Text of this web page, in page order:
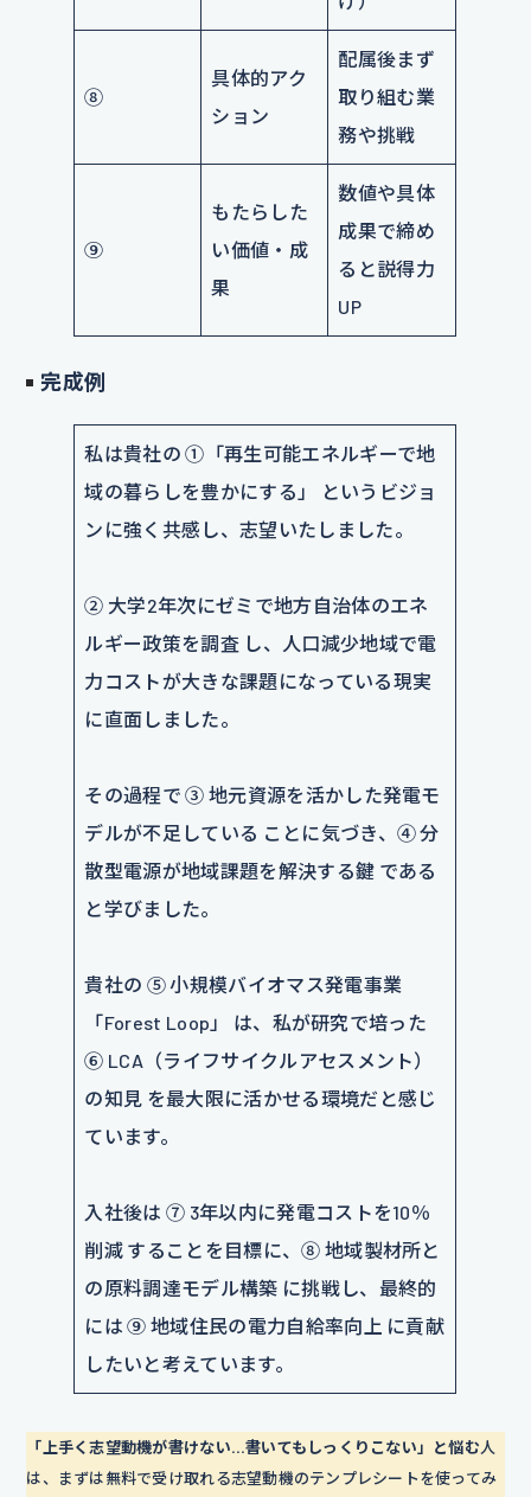
⑧
具体的アク
ション
配属後まず
取り組む業
務や挑戦
⑨
もたらした
い価値・成
果
数値や具体
成果で締め
ると説得力
UP
完成例
私は貴社の ①「再生可能エネルギーで地
域の暮らしを豊かにする」 というビジョ
ンに強く共感し、志望いたしました。
② 大学2年次にゼミで地方自治体のエネ
ルギー政策を調査 し、人口減少地域で電
力コストが大きな課題になっている現実
に直面しました。
その過程で ③ 地元資源を活かした発電モ
デルが不足している ことに気づき、④ 分
散型電源が地域課題を解決する鍵 である
と学びました。
貴社の ⑤ 小規模バイオマス発電事業
「Forest Loop」 は、私が研究で培った
⑥ LCA（ライフサイクルアセスメント）
の知見 を最大限に活かせる環境だと感じ
ています。
入社後は ⑦ 3年以内に発電コストを10％
削減 することを目標に、⑧ 地域製材所と
の原料調達モデル構築 に挑戦し、最終的
には ⑨ 地域住民の電力自給率向上 に貢献
したいと考えています。
「上手く志望動機が書けない…書いてもしっくりこない」と悩む人
は、まずは無料で受け取れる志望動機のテンプレシートを使ってみ